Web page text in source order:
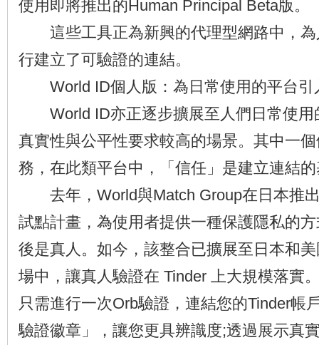
使用即將推出的Human Principal Beta版。
這些工具正為新興的代理型網路中，為
行建立了可驗證的連結。
World ID個人版：為日常使用的平台引
World ID亦正逐步擴展至人們日常使用
真實性與公平性要求較高的場景。其中一
務，在此類平台中，「信任」是建立連結
去年，World與Match Group在日本推出
試點計畫，為使用者提供一種保護隱私的
後是真人。如今，該整合已擴展至日本和
場中，讓真人驗證在 Tinder 上大規模落實
只需進行一次Orb驗證，連結您的Tinder帳
驗證徽章」，讓您更具辨識度;透過展示真